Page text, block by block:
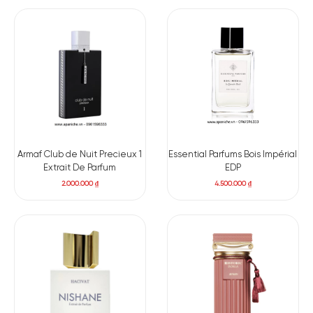
Armaf Club de Nuit Precieux 1
Extrait De Parfum
2.000.000₫
Essential Parfums Bois Impérial
EDP
4.500.000₫